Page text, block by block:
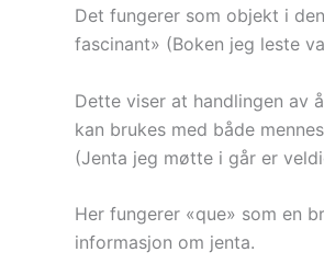
Det fungerer som objekt i
fascinant» (Boken jeg leste
Dette viser at handlingen av
kan brukes med både
(Jenta jeg møtte i går er
Her fungerer «que» som en
informasjon om jenta.